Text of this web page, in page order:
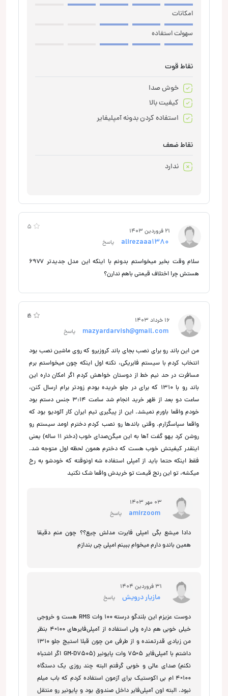
امکانات
سهولت استفاده
نقاط قوت
خوش صدا
کیفیت بالا
استفاده کردن بدونه آمپلیفایر
نقاط ضعف
ندارد
5 21 فروردین 1403
پاسخ
سلام وقت بخیر میخواستم بدونم با اینکه این مدل جدیدتر ۶۹۷۷
هستش چرا اختلاف قیمتی باهم ندارن؟
4 16 خرداد 1403
پاسخ
من این باند رو برای نصب بجای باند کروزیرو که روی ماشین نصب بود
انتخاب کردم با سیستم فابریکی، نکته اول اینکه چون میخواستم برم
مسافرت در حد نیم خط از دوستان خواهش کردم اگر امکان داره این
باند رو با 1310‌ که برای در جلو خریده بودم زودتر برام ارسال کنن،
ساعت دو بعد از ظهر خرید انجام شد ساعت ۳:۱۴ جنس دستم بود
خودم واقعا باورم نمیشد. این از پیگیری تیم ایران کار آئودیو بود که
واقعا سپاسگزارم. وقتی باندها رو نصب کردم دخترم اومد سیستم رو
روشن کرد یهو گفت آها به این میگن‌صدای خوب (دختر ۱۱ ساله) یعنی
اینقدر کیفیتش خوب هست که دخترم همون لحظه اول متوجه شد.
فقط اینکه حتما باید از آمپلی استفاده شه اونوقته که خودشو به رخ
میکشه، تو این رنج قیمت تو خریدش واقعا شک نکنید
5
03 مهر 1403
پاسخ
دادا میشع بگی امپلی فایرت مدلش چیع؟؟ چون منم دقیقا
همین باندو دارم میخوام ببینم امپلی چی بندازم
31 فروردین 1404
مازیار درویش پاسخ
دوست عزیزم این بلندگو درسته ۱۰۰ وات RMS هست و خروجی
خیلی خوبی هم داره ولی استفاده از آمپلی‌فایرهای ۱۰۰×۴ بنظر
من زیادی قدرتمنده و از طرفی من چون قبلا استیج جلو ۱۳۱۰
داشتم با آمپلی‌فایر ۵×۷۵ وات پایونیر (GM-D7505 اگر اشتباه
نکنم) صدای عالی و خوبی گرفتم البته چند روزی یک دستگاه
۱۰۰×۴ ام بی اکوستیک برای آزمون استفاده کردم که باب میلم
نبود. البته اون آمپلی‌فایر داخل صندوق بود و پایونیر رو منتقل